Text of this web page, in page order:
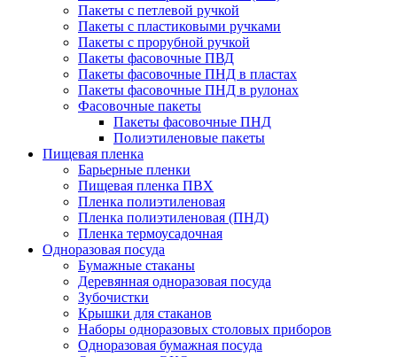
Пакеты с петлевой ручкой
Пакеты с пластиковыми ручками
Пакеты с прорубной ручкой
Пакеты фасовочные ПВД
Пакеты фасовочные ПНД в пластах
Пакеты фасовочные ПНД в рулонах
Фасовочные пакеты
Пакеты фасовочные ПНД
Полиэтиленовые пакеты
Пищевая пленка
Барьерные пленки
Пищевая пленка ПВХ
Пленка полиэтиленовая
Пленка полиэтиленовая (ПНД)
Пленка термоусадочная
Одноразовая посуда
Бумажные стаканы
Деревянная одноразовая посуда
Зубочистки
Крышки для стаканов
Наборы одноразовых столовых приборов
Одноразовая бумажная посуда